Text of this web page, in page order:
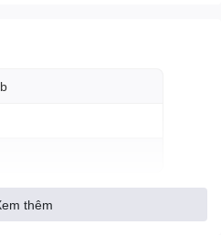
và hiệu quả.
thêm